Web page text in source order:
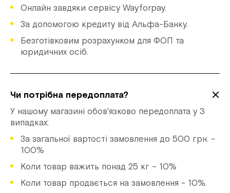
Онлайн завдяки сервісу Wayforpay.
За допомогою кредиту від Альфа-Банку.
Безготівковим розрахунком для ФОП та
юридичних осіб.
Чи потрібна передоплата?
У нашому магазині обов'язково передоплата у 3
випадках:
За загальної вартості замовлення до 500 грн. -
100%
Коли товар важить понад 25 кг – 10%
Коли товар продається на замовлення - 10%.